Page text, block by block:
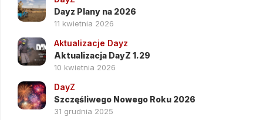
Dayz Plany na 2026
11 kwietnia 2026
Aktualizacje Dayz
Aktualizacja DayZ 1.29
10 kwietnia 2026
DayZ
Szczęśliwego Nowego Roku 2026
31 grudnia 2025